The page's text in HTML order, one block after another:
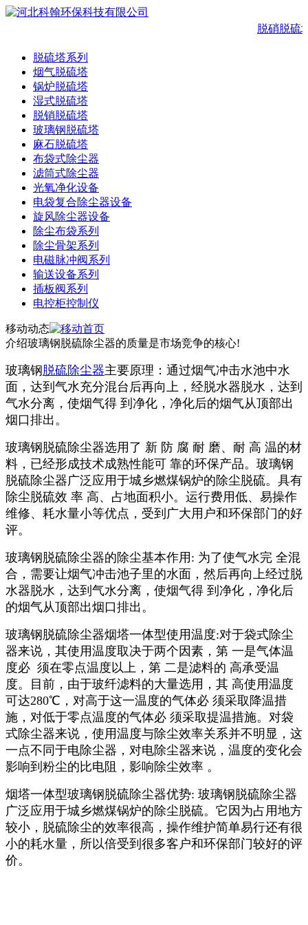
脱硝脱硫
脱硫塔系列
烟气脱硫塔
锅炉脱硫塔
湿式脱硫塔
脱销脱硫塔
玻璃钢脱硫塔
麻石脱硫塔
布袋式除尘器
滤筒式除尘器
光氧净化设备
电袋复合除尘器设备
旋风除尘器设备
除尘布袋系列
除尘骨架系列
电磁脉冲阀系列
输送设备系列
插板阀系列
电控柜控制仪
移动动态
介绍玻璃钢脱硫除尘器的质量是市场竞争的核心!
玻璃钢脱硫除尘器主要原理：通过烟气冲击水池中水
面，达到气水充分混台后再向上，经脱水器脱水，达到
气水分离，使烟气得 到净化，净化后的烟气从顶部出
烟口排出。
玻璃钢脱硫除尘器选用了 新 防 腐 耐 磨、耐 高 温的材
料，已经形成技术成熟性能可 靠的环保产品。玻璃钢
脱硫除尘器广泛应用于城乡燃煤锅炉的除尘脱硫。具有
除尘脱硫效 率 高、占地面积小。运行费用低、易操作
维修、耗水量小等优点，受到广大用户和环保部门的好
评。
玻璃钢脱硫除尘器的除尘基本作用: 为了使气水完 全混
合，需要让烟气冲击池子里的水面，然后再向上经过脱
水器脱水，达到气水分离，使烟气得 到净化，净化后
的烟气从顶部出烟口排出。
玻璃钢脱硫除尘器烟塔一体型使用温度:对于袋式除尘
器来说，其使用温度取决于两个因素，第 一是气体温
度必 须在零点温度以上，第 二是滤料的 高承受温
度。目前，由于玻纤滤料的大量选用，其 高使用温度
可达280℃，对高于这一温度的气体必 须采取降温措
施，对低于零点温度的气体必 须采取提温措施。对袋
式除尘器来说，使用温度与除尘效率关系并不明显，这
一点不同于电除尘器，对电除尘器来说，温度的变化会
影响到粉尘的比电阻，影响除尘效率 。
烟塔一体型玻璃钢脱硫除尘器优势: 玻璃钢脱硫除尘器
广泛应用于城乡燃煤锅炉的除尘脱硫。它因为占用地方
较小，脱硫除尘的效率很高，操作维护简单易行还有很
小的耗水量，所以倍受到很多客户和环保部门较好的评
价。